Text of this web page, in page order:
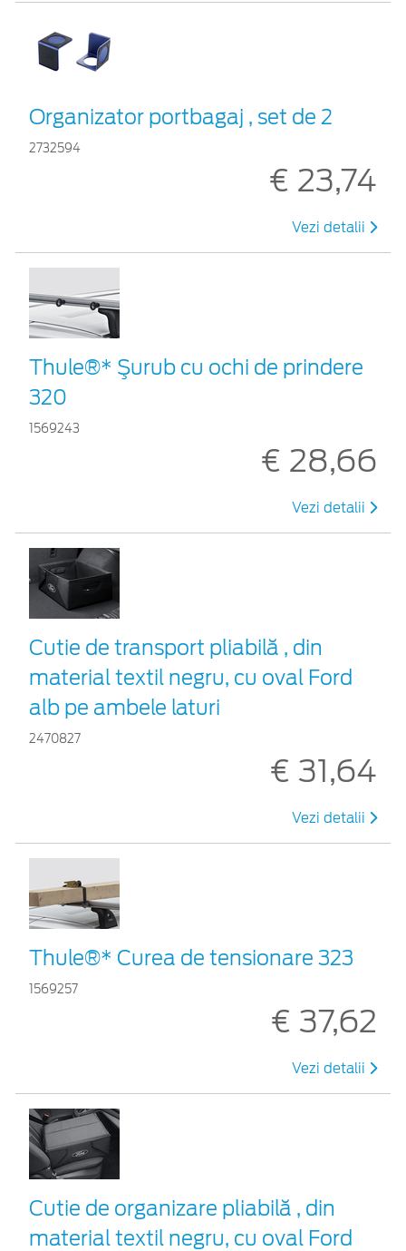
Organizator portbagaj , set de 2
2732594
€ 23,74
Vezi detalii
Thule®* Şurub cu ochi de prindere
320
1569243
€ 28,66
Vezi detalii
Cutie de transport pliabilă , din
material textil negru, cu oval Ford
alb pe ambele laturi
2470827
€ 31,64
Vezi detalii
Thule®* Curea de tensionare 323
1569257
€ 37,62
Vezi detalii
Cutie de organizare pliabilă , din
material textil negru, cu oval Ford